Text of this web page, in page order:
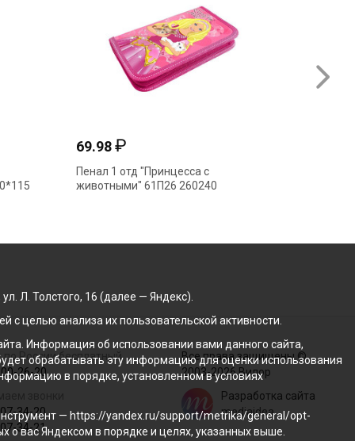
69.98₽
Пенал 1 отд "Принцесса с
животными" 61П26 260240
по России бесплатный
26-20
34-20
34-21
Все права защищены ©
2003-2026 Вилор
Разработка сайта
mediaidea
Л. Толстого, 16 (далее — Яндекс).
целью анализа их пользовательской активности.
Информация об использовании вами данного сайта,
обрабатывать эту информацию для оценки использования
в порядке, установленном в условиях
— https://yandex.ru/support/metrika/general/opt-
о вас Яндексом в порядке и целях, указанных выше.